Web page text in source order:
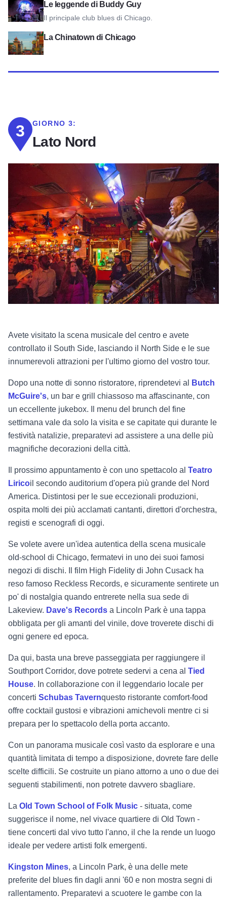
Le leggende di Buddy Guy
Il principale club blues di Chicago.
Visualizza le leggende di Buddy Guy
La Chinatown di Chicago
Vista sulla Chinatown di Chicago
3 GIORNO 3:
Lato Nord
Avete visitato la scena musicale del centro e avete
controllato il South Side, lasciando il North Side e le sue
innumerevoli attrazioni per l'ultimo giorno del vostro tour.
Dopo una notte di sonno ristoratore, riprendetevi al
Butch
McGuire's, un bar e grill chiassoso ma affascinante, con
un eccellente jukebox. Il menu del brunch del fine
settimana vale da solo la visita e se capitate qui durante le
festività natalizie, preparatevi ad assistere a una delle più
magnifiche decorazioni della città.
Il prossimo appuntamento è con uno spettacolo al Teatro
Liricoil secondo auditorium d'opera più grande del Nord
America. Distintosi per le sue eccezionali produzioni,
ospita molti dei più acclamati cantanti, direttori d'orchestra,
registi e scenografi di oggi.
Se volete avere un'idea autentica della scena musicale
old-school di Chicago, fermatevi in uno dei suoi famosi
negozi di dischi. Il film High Fidelity di John Cusack ha
reso famoso Reckless Records, e sicuramente sentirete un
po' di nostalgia quando entrerete nella sua sede di
Lakeview. Dave's Records a Lincoln Park è una tappa
obbligata per gli amanti del vinile, dove troverete dischi di
ogni genere ed epoca.
Da qui, basta una breve passeggiata per raggiungere il
Southport Corridor, dove potrete sedervi a cena al Tied
House. In collaborazione con il leggendario locale per
concerti Schubas Tavernquesto ristorante comfort-food
offre cocktail gustosi e vibrazioni amichevoli mentre ci si
prepara per lo spettacolo della porta accanto.
Con un panorama musicale così vasto da esplorare e una
quantità limitata di tempo a disposizione, dovrete fare delle
scelte difficili. Se costruite un piano attorno a uno o due dei
seguenti stabilimenti, non potrete davvero sbagliare.
La Old Town School of Folk Music - situata, come
suggerisce il nome, nel vivace quartiere di Old Town -
tiene concerti dal vivo tutto l'anno, il che la rende un luogo
ideale per vedere artisti folk emergenti.
Kingston Mines, a Lincoln Park, è una delle mete
preferite del blues fin dagli anni '60 e non mostra segni di
rallentamento. Preparatevi a scuotere le gambe con la